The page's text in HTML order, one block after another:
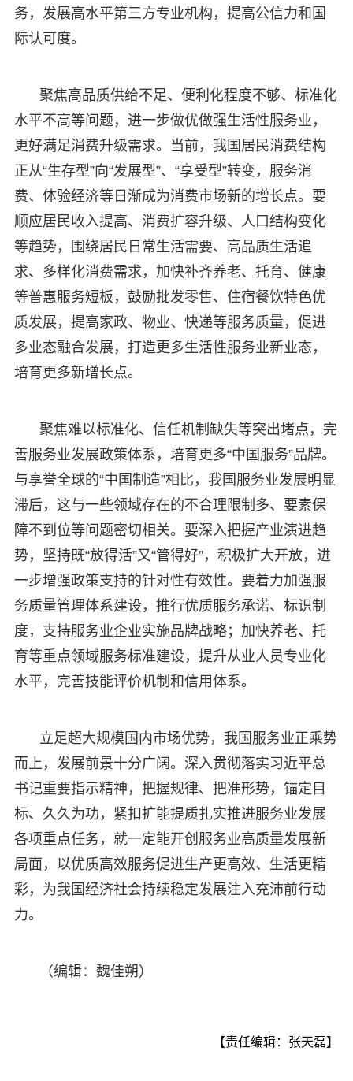
务，发展高水平第三方专业机构，提高公信力和国
际认可度。
聚焦高品质供给不足、便利化程度不够、标准化
水平不高等问题，进一步做优做强生活性服务业，
更好满足消费升级需求。当前，我国居民消费结构
正从“生存型”向“发展型”、“享受型”转变，服务消
费、体验经济等日渐成为消费市场新的增长点。要
顺应居民收入提高、消费扩容升级、人口结构变化
等趋势，围绕居民日常生活需要、高品质生活追
求、多样化消费需求，加快补齐养老、托育、健康
等普惠服务短板，鼓励批发零售、住宿餐饮特色优
质发展，提高家政、物业、快递等服务质量，促进
多业态融合发展，打造更多生活性服务业新业态，
培育更多新增长点。
聚焦难以标准化、信任机制缺失等突出堵点，完
善服务业发展政策体系，培育更多“中国服务”品牌。
与享誉全球的“中国制造”相比，我国服务业发展明显
滞后，这与一些领域存在的不合理限制多、要素保
障不到位等问题密切相关。要深入把握产业演进趋
势，坚持既“放得活”又“管得好”，积极扩大开放，进
一步增强政策支持的针对性有效性。要着力加强服
务质量管理体系建设，推行优质服务承诺、标识制
度，支持服务业企业实施品牌战略；加快养老、托
育等重点领域服务标准建设，提升从业人员专业化
水平，完善技能评价机制和信用体系。
立足超大规模国内市场优势，我国服务业正乘势
而上，发展前景十分广阔。深入贯彻落实习近平总
书记重要指示精神，把握规律、把准形势，锚定目
标、久久为功，紧扣扩能提质扎实推进服务业发展
各项重点任务，就一定能开创服务业高质量发展新
局面，以优质高效服务促进生产更高效、生活更精
彩，为我国经济社会持续稳定发展注入充沛前行动
力。
（编辑：魏佳朔）
【责任编辑：张天磊】